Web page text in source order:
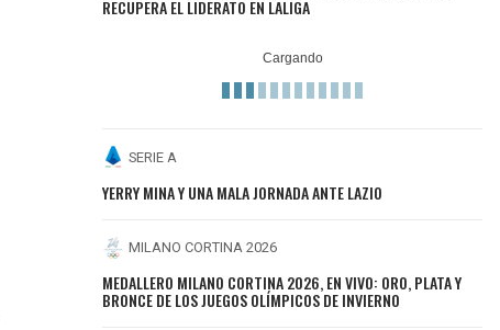
RECUPERA EL LIDERATO EN LALIGA
SERIE A
YERRY MINA Y UNA MALA JORNADA ANTE LAZIO
MILANO CORTINA 2026
MEDALLERO MILANO CORTINA 2026, EN VIVO: ORO, PLATA Y
BRONCE DE LOS JUEGOS OLÍMPICOS DE INVIERNO